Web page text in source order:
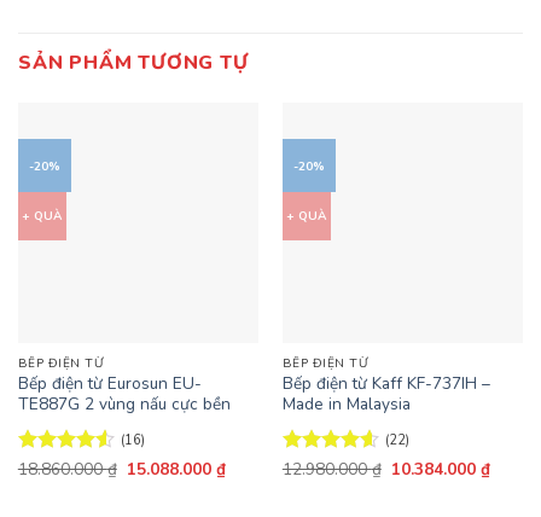
SẢN PHẨM TƯƠNG TỰ
-20%
+ QUÀ
BẾP ĐIỆN TỪ
Bếp điện từ Eurosun EU-
TE887G 2 vùng nấu cực bền
Được xếp
(16)
18.860.000₫ Giá
15.088.000 ₫Giá
hiện
-20%
+ QUÀ
BẾP ĐIỆN TỪ
Bếp điện từ Kaff KF-737IH –
Made in Malaysia
Được xếp
(22)
12.980.000₫ Giá
10.384.000 ₫Giá
hiện